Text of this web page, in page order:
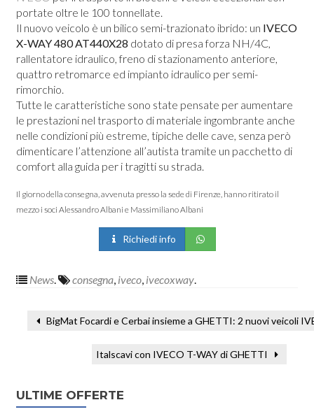
portate oltre le 100 tonnellate.
Il nuovo veicolo è un bilico semi-trazionato ibrido: un IVECO
X-WAY 480 AT440X28 dotato di presa forza NH/4C,
rallentatore idraulico, freno di stazionamento anteriore,
quattro retromarce ed impianto idraulico per semi-
rimorchio.
Tutte le caratteristiche sono state pensate per aumentare
le prestazioni nel trasporto di materiale ingombrante anche
nelle condizioni più estreme, tipiche delle cave, senza però
dimenticare l’attenzione all’autista tramite un pacchetto di
comfort alla guida per i tragitti su strada.
Il giorno della consegna, avvenuta presso la sede di Firenze, hanno ritirato il
mezzo i soci Alessandro Albani e Massimiliano Albani
Richiedi info
News. consegna, iveco, ivecoxway.
BigMat Focardi e Cerbai insieme a GHETTI: 2 nuovi veicoli
Italscavi con IVECO T-WAY di GHETTI
ULTIME OFFERTE